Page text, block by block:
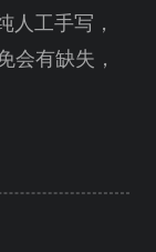
人工手写，
会有缺失，